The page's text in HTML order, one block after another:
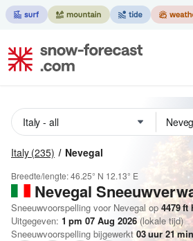
Italy (235) Nevegal
Breedte/lengte:46.25° N 12.13° E
Nevegal
Sneeuwvoorspelling voor Nevegal op 4479ft
Uitgegeven: 1 pm 07 Aug 2026 (lokale tijd)
Sneeuwvoorspelling bijgewerkt 03uur 21min